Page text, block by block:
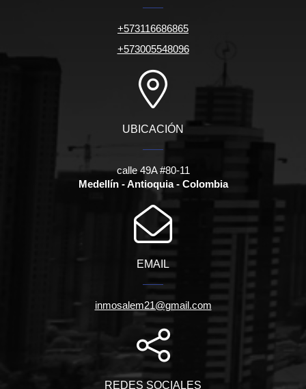
+573116686865
+573005548096
UBICACIÓN
calle 49A #80-11
Medellín - Antioquia - Colombia
EMAIL
inmosalem21@gmail.com
REDES SOCIALES